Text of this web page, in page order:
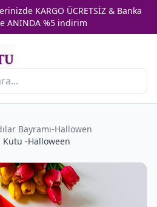
KARGO ÜCRETSİZ & Banka
ANINDA %5 indirim
Bayramı-Hallowen
Kutu -Halloween